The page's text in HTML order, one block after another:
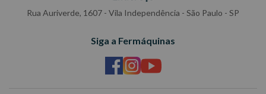
Não utilize acessórios metálicos e joias (correntes, pulseiras,
etc...) ao trabalhar com a bateia.
Garras Amarelas nos terminais positivos (+) e garras pretas nos
Nunca deixe as garras Amarelas e pretas se tocarem ( ou
Rua Auriverde, 1607 - Vila Independência - São Paulo - SP
Siga a Fermáquinas